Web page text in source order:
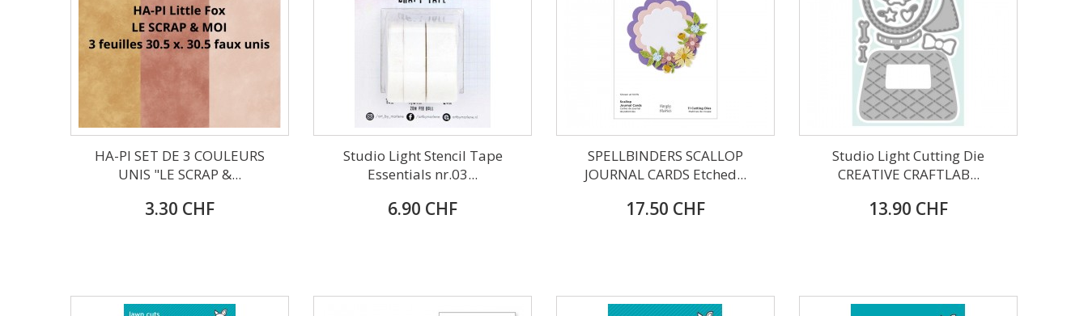
HA-PI SET DE 3 COULEURS
UNIS "LE SCRAP &...
3.30 CHF
Studio Light Stencil Tape
Essentials nr.03...
6.90 CHF
SPELLBINDERS SCALLOP
JOURNAL CARDS Etched...
17.50 CHF
Studio Light Cutting Die
CREATIVE CRAFTLAB...
13.90 CHF